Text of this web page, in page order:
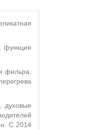
функция
фильра;
духовые
С 2014